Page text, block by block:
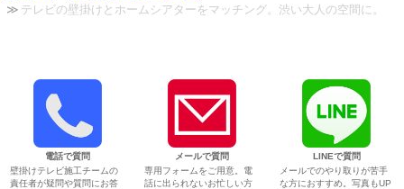
テレビの壁掛けとホームシアターをマッチング。渋い大人の空間に。
電話で質問
壁掛けテレビ施工チームの
責任者が疑問や質問にお答
メールで質問
専用フォームをご用意。電
話に出られないお忙しい方
LINEで質問
メールでのやり取りが苦手
な方におすすめ。写真もUP